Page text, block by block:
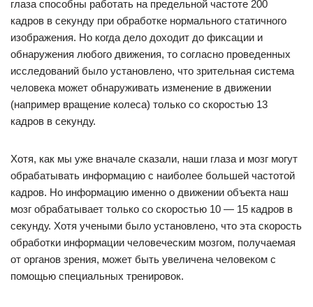
глаза способны работать на предельной частоте 200
кадров в секунду при обработке нормального статичного
изображения. Но когда дело доходит до фиксации и
обнаружения любого движения, то согласно проведенных
исследований было установлено, что зрительная система
человека может обнаруживать изменение в движении
(например вращение колеса) только со скоростью 13
кадров в секунду.
Хотя, как мы уже вначале сказали, наши глаза и мозг могут
обрабатывать информацию с наиболее большей частотой
кадров. Но информацию именно о движении объекта наш
мозг обрабатывает только со скоростью 10 — 15 кадров в
секунду. Хотя учеными было установлено, что эта скорость
обработки информации человеческим мозгом, получаемая
от органов зрения, может быть увеличена человеком с
помощью специальных тренировок.